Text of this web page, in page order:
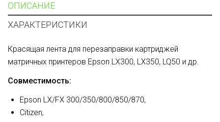
ОПИСАНИЕ
ХАРАКТЕРИСТИКИ
Красящая лента для перезаправки картриджей
матричных принтеров Epson LX300, LX350, LQ50 и др.
Совместимость:
Epson LX/FX 300/350/800/850/870,
Citizen,